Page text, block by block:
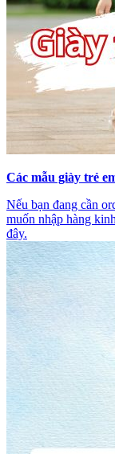
Các mẫu giày trẻ
Nếu bạn đang cần
muốn nhập hàng
đây.